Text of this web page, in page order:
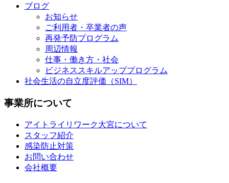
ブログ
お知らせ
ご利用者・卒業者の声
再発予防プログラム
周辺情報
仕事・働き方・社会
ビジネススキルアッププログラム
社会生活の自立度評価（SIM）
事業所について
アイトライリワーク大宮について
スタッフ紹介
感染防止対策
お問い合わせ
会社概要